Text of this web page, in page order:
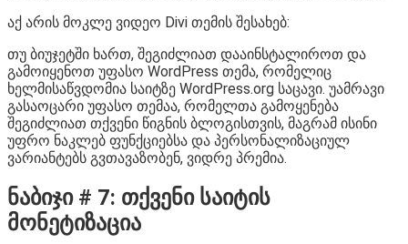
აქ არის მოკლე ვიდეო Divi თემის შესახებ:
თუ ბიუჯეტში ხართ, შეგიძლიათ დააინსტალიროთ და
გამოიყენოთ უფასო WordPress თემა, რომელიც
ხელმისაწვდომია საიტზე WordPress.org საცავი. უამრავი
გასაოცარი უფასო თემაა, რომელთა გამოყენება
შეგიძლიათ თქვენი წიგნის ბლოგისთვის, მაგრამ ისინი
უფრო ნაკლებ ფუნქციებსა და პერსონალიზაციულ
ვარიანტებს გვთავაზობენ, ვიდრე პრემია.
ნაბიჯი # 7: თქვენი საიტის
მონეტიზაცია